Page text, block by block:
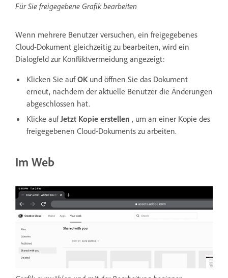
Für Sie freigegebene Grafik bearbeiten
Wenn mehrere Benutzer versuchen, ein freigegebenes
Cloud-Dokument gleichzeitig zu bearbeiten, wird ein
Dialogfeld zur Konfliktvermeidung angezeigt:
Klicken Sie aufOK und öffnen Sie das Dokument
erneut, nachdem der aktuelle Benutzer die Änderungen
abgeschlossen hat.
Klicke auf Jetzt Kopie erstellen , um an einer Kopie des
freigegebenen Cloud-Dokuments zu arbeiten.
Im Web